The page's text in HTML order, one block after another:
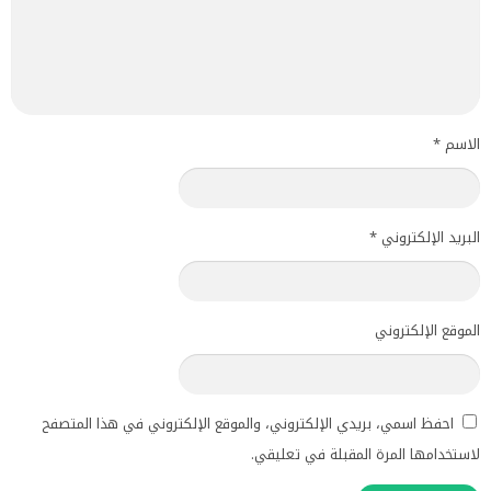
تنزيل ساوند كلاود مهكر. كما يمكنك الضغط علي زر
العالميه كن مميز ومختلف عن أصدقائك بأغاني حصريه وكليبات
كلاود مهكر ميزه كبيره وهي الإستمتاع بكل ما هو جديد عند
أكثر الناس في العالم وأنا منهم نبحث علي تطبيق يكون مميز
الاسم*
البريد الإلكتروني *
الموقع الإلكتروني
احفظ اسمي، بريدي الإلكتروني، والموقع الإلكتروني في هذا المتصفح
لاستخدامها المرة المقبلة في تعليقي.